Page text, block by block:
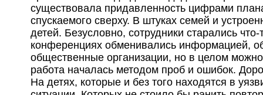
существовала придавленность цифрами
спускаемого сверху. В штуках семей и
детей. Безусловно, сотрудники старались что-
конференциях обменивались информацией,
общественные организации, но в целом можно
работа началась методом проб и ошибок.
На детях, которые и без того находятся в